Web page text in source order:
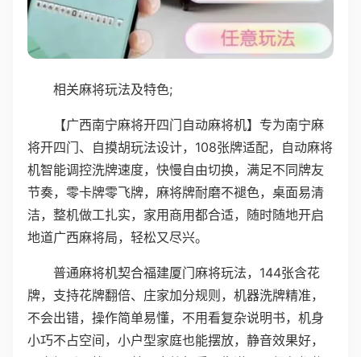
相关麻将玩法及特色;
【广西南宁麻将开四门自动麻将机】专为南宁麻
将开四门、自摸胡玩法设计，108张牌适配，自动麻将
机智能调控洗牌速度，快慢自由切换，满足不同牌友
节奏，零卡牌零飞牌，麻将牌耐磨不褪色，桌面易清
洁，整机做工扎实，家用商用都合适，随时随地开启
地道广西麻将局，轻松又尽兴。
普通麻将机契合福建厦门麻将玩法，144张含花
牌，支持花牌翻倍、庄家加分规则，机器洗牌精准，
不会出错，操作简单易懂，不用看复杂说明书，机身
小巧不占空间，小户型家庭也能摆放，静音效果好，